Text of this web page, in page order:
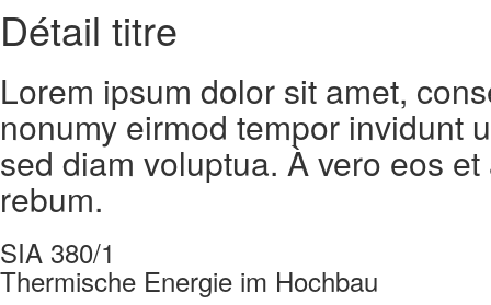
Détail titre
Lorem ipsum dolor sit amet,
nonumy eirmod tempor invidunt
sed diam voluptua. À vero eos
rebum.
SIA 380/1
Thermische Energie im Hochbau